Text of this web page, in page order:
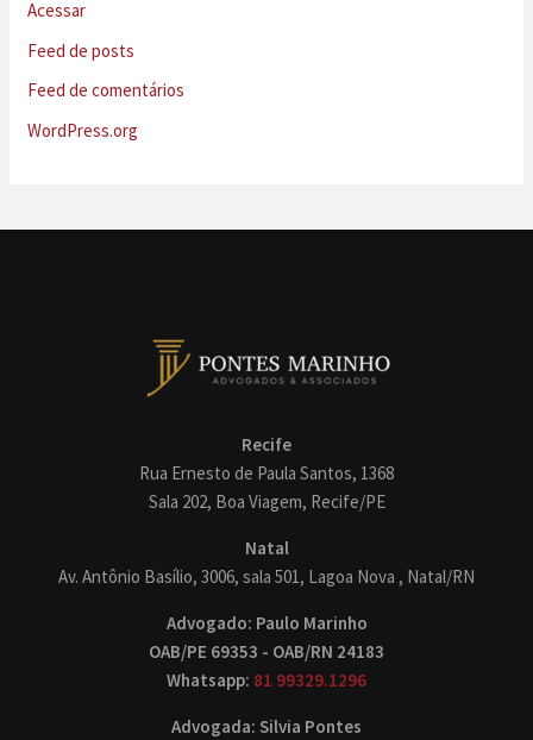
Acessar
Feed de posts
Feed de comentários
WordPress.org
Recife
Rua Ernesto de Paula Santos, 1368
Sala 202, Boa Viagem, Recife/PE
Natal
Av. Antônio Basílio, 3006, sala 501, Lagoa Nova , Natal/RN
Advogado: Paulo Marinho
OAB/PE 69353 - OAB/RN 24183
Whatsapp: 81 99329.1296
Advogada: Silvia Pontes